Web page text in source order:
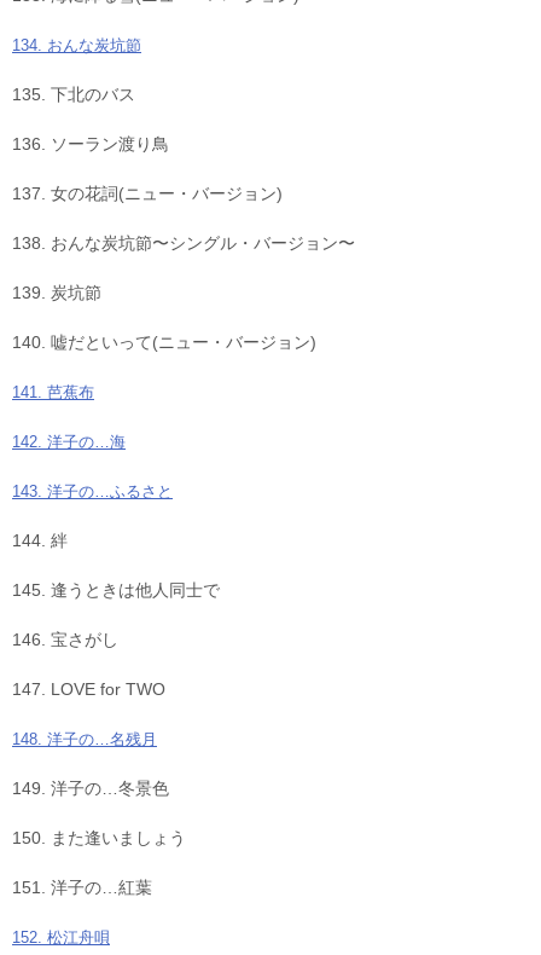
134. おんな炭坑節
135. 下北のバス
136. ソーラン渡り鳥
137. 女の花詞(ニュー・バージョン)
138. おんな炭坑節〜シングル・バージョン〜
139. 炭坑節
140. 嘘だといって(ニュー・バージョン)
141. 芭蕉布
142. 洋子の…海
143. 洋子の…ふるさと
144. 絆
145. 逢うときは他人同士で
146. 宝さがし
147. LOVE for TWO
148. 洋子の…名残月
149. 洋子の…冬景色
150. また逢いましょう
151. 洋子の…紅葉
152. 松江舟唄